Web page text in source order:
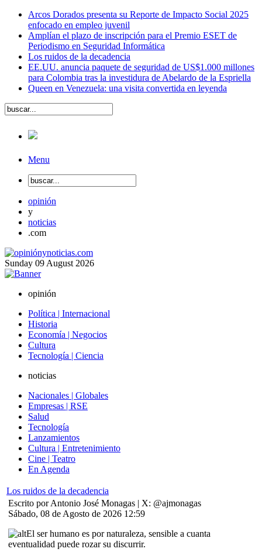
Arcos Dorados presenta su Reporte de Impacto Social 2025
enfocado en empleo juvenil
Amplían el plazo de inscripción para el Premio ESET de
Periodismo en Seguridad Informática
Los ruidos de la decadencia
EE.UU. anuncia paquete de seguridad de US$1.000 millones
para Colombia tras la investidura de Abelardo de la Espriella
Queen en Venezuela: una visita convertida en leyenda
Menu
opinión
y
noticias
.com
Sunday 09 August 2026
opinión
Política | Internacional
Historia
Economía | Negocios
Cultura
Tecnología | Ciencia
noticias
Nacionales | Globales
Empresas | RSE
Salud
Tecnología
Lanzamientos
Cultura | Entretenimiento
Cine | Teatro
En Agenda
Los ruidos de la decadencia
Escrito por Antonio José Monagas | X: @ajmonagas
Sábado, 08 de Agosto de 2026 12:59
El ser humano es por naturaleza, sensible a cuanta
eventualidad puede rozar su discurrir.